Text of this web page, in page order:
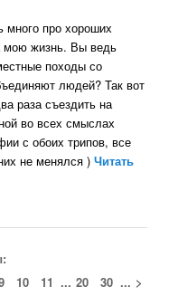
много про хороших
мою жизнь. Вы ведь
походы со
людей? Так вот
раза съездить на
во всех смыслах
с обоих трипов, все
не менялся )Читать
10 11 ... 20 30 ... >